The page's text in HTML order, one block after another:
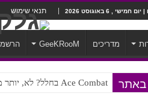
, 6 באוגוסט 2026 תנאי שימוש
מדריכים GeeKRooM
באתר Ace Combat בחלל? לא, יותר מזה. ביקורת המשחק Chorus
Steven Universe והשירים שתורגמו בצורה נוראית לעברית